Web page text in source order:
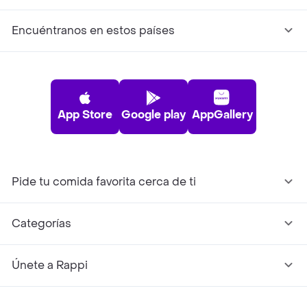
Encuéntranos en estos países
App Store Google play AppGallery
Pide tu comida favorita cerca de ti
Categorías
Únete a Rappi